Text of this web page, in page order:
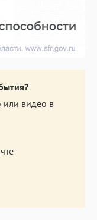
или видео в